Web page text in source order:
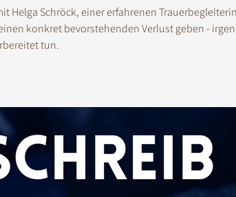
Helga Schröck, einer erfahrenen
konkret bevorstehenden Verlust geben -
tun.